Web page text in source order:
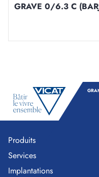
GRAVE 0/6.3 C
Produits
Services
Implantations